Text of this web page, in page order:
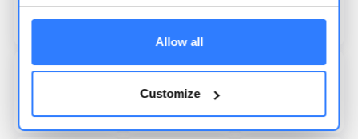
Allow all
Customize